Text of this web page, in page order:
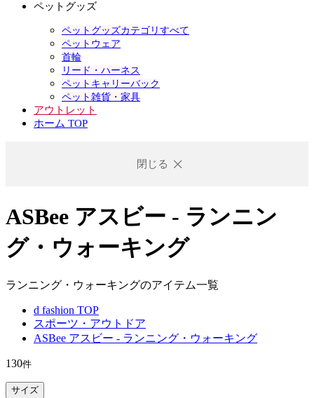
ペットグッズ
ペットグッズカテゴリすべて
ペットウェア
首輪
リード・ハーネス
ペットキャリーバック
ペット雑貨・家具
アウトレット
ホーム TOP
閉じる
ASBee アスビー - ランニン
グ・ウォーキング
ランニング・ウォーキングのアイテム一覧
d fashion TOP
スポーツ・アウトドア
ASBee アスビー - ランニング・ウォーキング
130件
サイズ